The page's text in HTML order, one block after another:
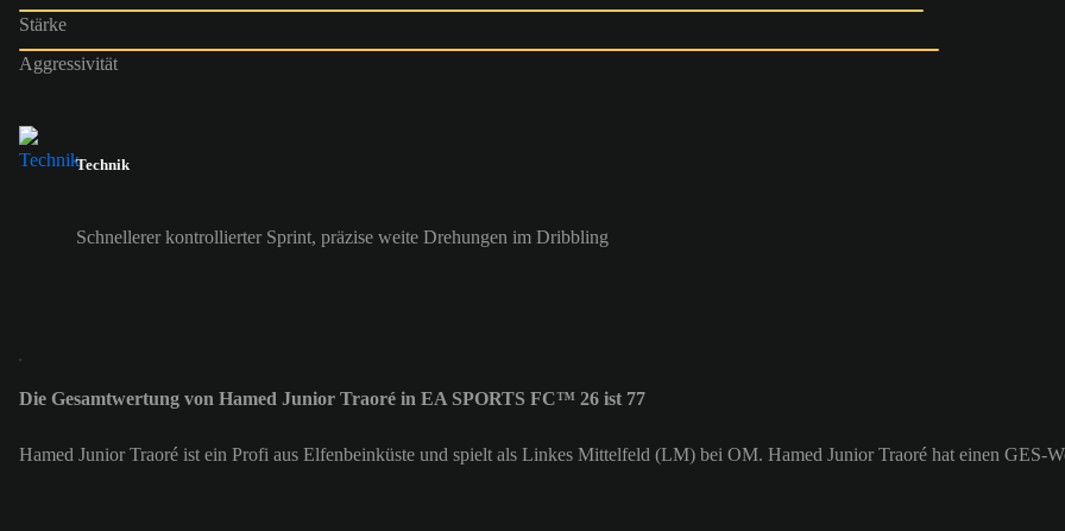
Stärke
Aggressivität
Technik
Schnellerer kontrollierter Sprint, präzise weite Drehungen im Dribbling
Die Gesamtwertung von Hamed Junior Traoré in EA SPORTS FC™ 26 ist 77
Hamed Junior Traoré ist ein Profi aus Elfenbeinküste und spielt als Linkes Mittelfeld (LM) bei OM. Hamed Junior Traoré hat einen GES-